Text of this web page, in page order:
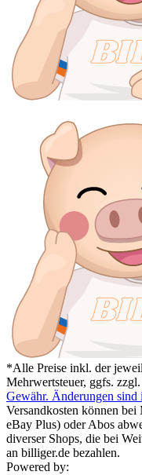
*Alle Preise inkl. der
Mehrwertsteuer, ggfs.
Gewähr. Änderungen
Versandkosten können
eBay Plus) oder Abos
diverser Shops, die bei
an billiger.de bezahlen.
Powered by: